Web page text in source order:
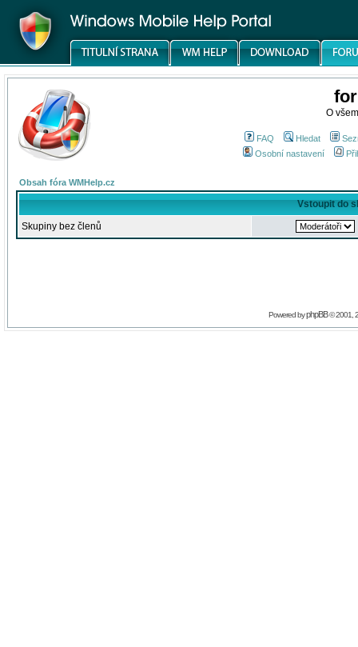
O
FAQ Hledat
Osobní nastavení
Obsah fóra WMHelp.cz
Vstoupit do
Skupiny bez členů
Powered byphpBB© 2001,